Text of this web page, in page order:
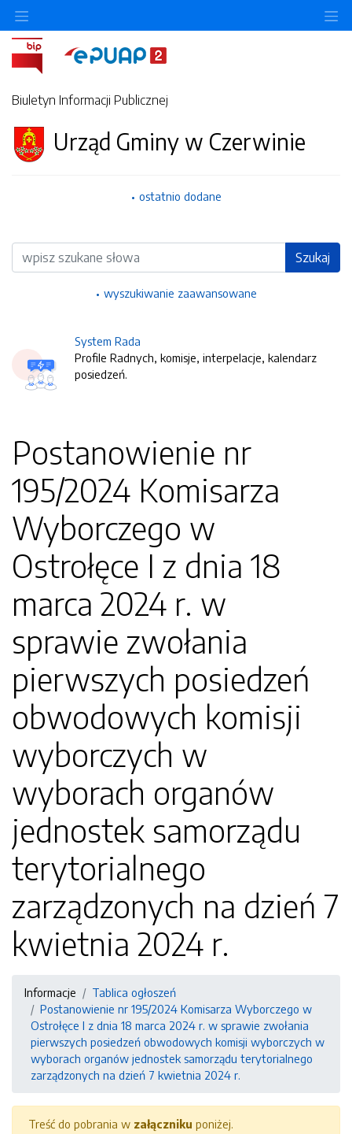
Biuletyn Informacji Publicznej
Urząd Gminy w Czerwinie
ostatnio dodane
Wyszukiwarka Szukaj
wyszukiwanie zaawansowane
System Rada
Profile Radnych, komisje, interpelacje, kalendarz
posiedzeń.
Postanowienie nr
195/2024 Komisarza
Wyborczego w
Ostrołęce I z dnia 18
marca 2024 r. w
sprawie zwołania
pierwszych posiedzeń
obwodowych komisji
wyborczych w
wyborach organów
jednostek samorządu
terytorialnego
zarządzonych na dzień 7
kwietnia 2024 r.
Informacje
Tablica ogłoszeń
Postanowienie nr 195/2024 Komisarza Wyborczego w
Ostrołęce I z dnia 18 marca 2024 r. w sprawie zwołania
pierwszych posiedzeń obwodowych komisji wyborczych w
wyborach organów jednostek samorządu terytorialnego
zarządzonych na dzień 7 kwietnia 2024 r.
Treść do pobrania w załączniku poniżej.